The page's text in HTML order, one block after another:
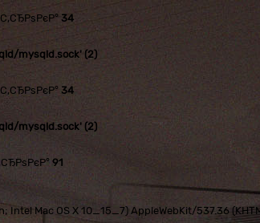
34
mysqld.sock' (2)
34
mysqld.sock' (2)
91
Mac OS X 10_15_7) AppleWebKit/537.36